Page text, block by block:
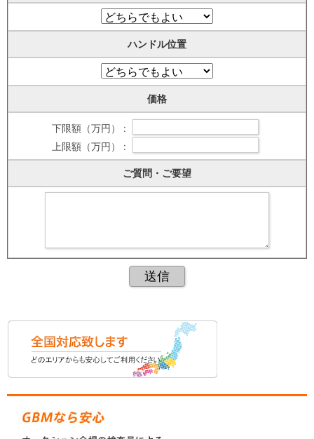
ハンドル位置
価格
下限額（万円） :
上限額（万円） :
ご質問・ご要望